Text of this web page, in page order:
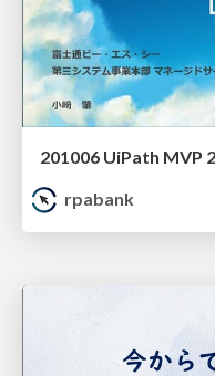
201006 UiPath MVP
rpabank